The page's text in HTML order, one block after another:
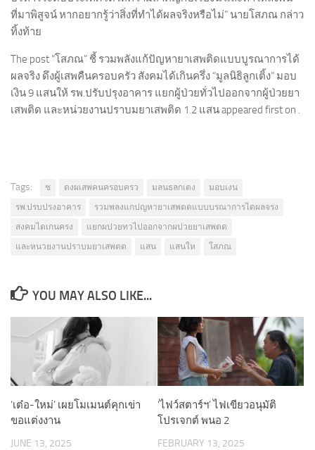
ที่มาพิสูจน์ หากอยากรู้ว่าสิ่งที่ทำได้ผลจริงหรือไม่” นายโสภณ กล่าว
ทิ้งท้าย
The post “โสภณ” ชี้ รวมพลังแก้ปัญหายาเสพติดแบบบูรณาการได้
ผลจริง ดึงผู้เสพคืนครอบครัว สังคมได้เกินครึ่ง “มูลนิธิลูกเติ้ง” มอบ
เงิน 9 แสนให้ รพ.ปรับปรุงอาคาร แยกผู้ป่วยทั่วไปออกจากผู้ป่วยยา
เสพติด และหน่วยงานปราบมยาเสพติด 1.2 แสน appeared first on .
Tags: ช ดงผเสพคนครอบครว มลนธลกเตง
มอบเงน
รพ.ปรบปรงอาคาร
รวมพลงแกปญหายาเสพตดแบบบรณาการไดผลจรง
สงคมไดเกนครง
แยกผปวยทวไปออกจากผปวยยาเสพตด
และหนวยงานปราบมยาเสพตด
แสน แสนให โสภณ
YOU MAY ALSO LIKE...
‘เต๋อ-ใหม่’ เผยโมเมนต์คุกเข่า
ขอแต่งงาน
JUNE 13, 2025
‘ไฟว์สตาร์ฯ’ ไฟเขียวอนุมัติ
โปรเจกต์ พนอ 2
FEBRUARY 13, 2025